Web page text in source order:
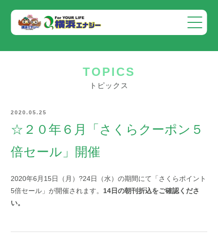
TOPICS
トピックス
2020.05.25
☆２０年６月「さくらクーポン５
倍セール」開催
2020年6月15日（月）?24日（水）の期間にて「さくらポイント
5倍セール」が開催されます。 14日の朝刊折込をご確認くださ
い。